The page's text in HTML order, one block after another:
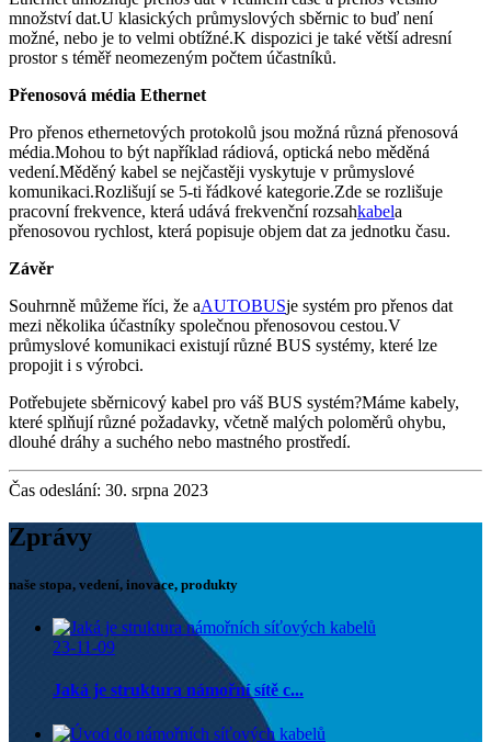
množství dat.U klasických průmyslových sběrnic to buď není
možné, nebo je to velmi obtížné.K dispozici je také větší adresní
prostor s téměř neomezeným počtem účastníků.
Přenosová média Ethernet
Pro přenos ethernetových protokolů jsou možná různá přenosová
média.Mohou to být například rádiová, optická nebo měděná
vedení.Měděný kabel se nejčastěji vyskytuje v průmyslové
komunikaci.Rozlišují se 5-ti řádkové kategorie.Zde se rozlišuje
pracovní frekvence, která udává frekvenční rozsahkabela
přenosovou rychlost, která popisuje objem dat za jednotku času.
Závěr
Souhrnně můžeme říci, že aAUTOBUSje systém pro přenos dat
mezi několika účastníky společnou přenosovou cestou.V
průmyslové komunikaci existují různé BUS systémy, které lze
propojit i s výrobci.
Potřebujete sběrnicový kabel pro váš BUS systém?Máme kabely,
které splňují různé požadavky, včetně malých poloměrů ohybu,
dlouhé dráhy a suchého nebo mastného prostředí.
Čas odeslání: 30. srpna 2023
Zprávy
naše stopa, vedení, inovace, produkty
23-11-09
Jaká je struktura námořní sítě c...